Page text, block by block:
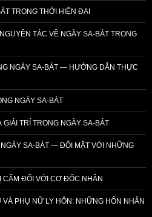
TRONG THỜI HIỆN ĐẠI
TẮC VỀ NGÀY SA-BÁT TRONG
NGÀY SA-BÁT — HƯỚNG DẪN THỰC
NGÀY SA-BÁT
TRÍ TRONG NGÀY SA-BÁT
SA-BÁT — ĐỐI MẶT VỚI NHỮNG
CẤM ĐỐI VỚI CƠ ĐỐC NHÂN
PHỤ NỮ LY HÔN: NHỮNG HÔN NHÂN